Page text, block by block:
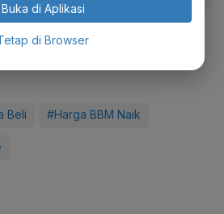
Beli #Harga BBM Naik
Buka di Aplikasi
di Browser